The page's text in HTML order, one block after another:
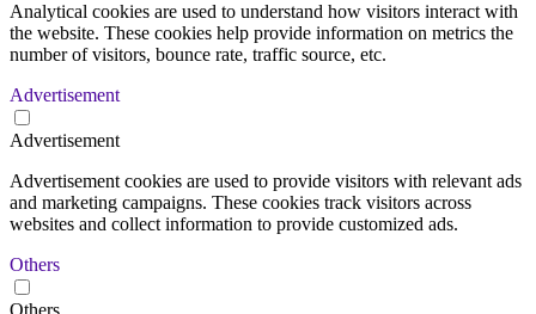
Analytical cookies are used to understand how visitors interact with
the website. These cookies help provide information on metrics the
number of visitors, bounce rate, traffic source, etc.
Advertisement
Advertisement
Advertisement cookies are used to provide visitors with relevant ads
and marketing campaigns. These cookies track visitors across
websites and collect information to provide customized ads.
Others